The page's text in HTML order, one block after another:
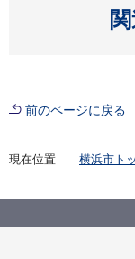
前のページに戻る
現在位置 横浜市ト
子育て世
賃貸住宅